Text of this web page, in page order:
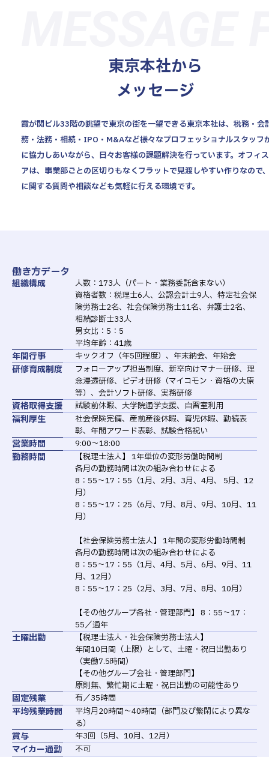
東京本社から
メッセージ
霞が関ビル33階の眺望で東京の街を一望できる東京本社は、税務・会
務・法務・相続・IPO・M&Aなど様々なプロフェッショナルスタッフ
に協力しあいながら、日々お客様の課題解決を行っています。オフィ
アは、事業部ごとの区切りもなくフラットで見渡しやすい作りなので
に関する質問や相談なども気軽に行える環境です。
働き方データ
組織構成
人数：173人（パート・業務委託含まない）
資格者数：税理士6人、公認会計士9人、特定社会保
険労務士2名、社会保険労務士11名、弁護士2名、
相続診断士33人
男女比：5：5
平均年齢：41歳
年間行事 キックオフ（年5回程度）、年末納会、年始会
研修育成制度
フォローアップ担当制度、新卒向けマナー研修、理
念浸透研修、ビデオ研修（マイコモン・資格の大原
等）、会計ソフト研修、実務研修
資格取得支援 試験前休暇、大学院通学支援、自習室利用
福利厚生
社会保険完備、産前産後休暇、育児休暇、勤続表
彰、年間アワード表彰、試験合格祝い
営業時間 9:00～18:00
勤務時間
【税理士法人】 1年単位の変形労働時間制
各月の勤務時間は次の組み合わせによる
8：55～17：55（1月、2月、3月、4月、 5月、12
月）
8：55～17：25（6月、7月、8月、9月、10月、11
月）
【社会保険労務士法人】 1年間の変形労働時間制
各月の勤務時間は次の組み合わせによる
8：55～17：55（1月、4月、5月、6月、9月、11
月、12月）
8：55～17：25（2月、3月、7月、8月、10月）
【その他グループ各社・管理部門】 8：55～17：
55／通年
土曜出勤
【税理士法人・社会保険労務士法人】
年間10日間（上限）として、土曜・祝日出勤あり
（実働7.5時間）
【その他グループ会社・管理部門】
原則無、繁忙期に土曜・祝日出勤の可能性あり
固定残業 有／35時間
平均残業時間
平均月20時間～40時間（部門及び繁閑により異な
る）
賞与 年3回（5月、10月、12月）
マイカー通勤 不可